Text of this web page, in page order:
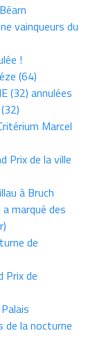
vainqueurs du
!
(64)
(32) annulées
Marcel
Prix de la ville
à Bruch
a marqué des
de
Prix de
de la nocturne